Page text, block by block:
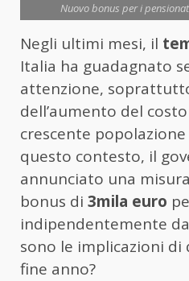
Nuovo bonus per i
Negli ultimi mesi, il
Italia ha guadagnato
attenzione,
dell’aumento del
crescente
questo contesto, il
annunciato una
bonus di 3mila euro
indipendentemente
sono le implicazioni di
fine anno?